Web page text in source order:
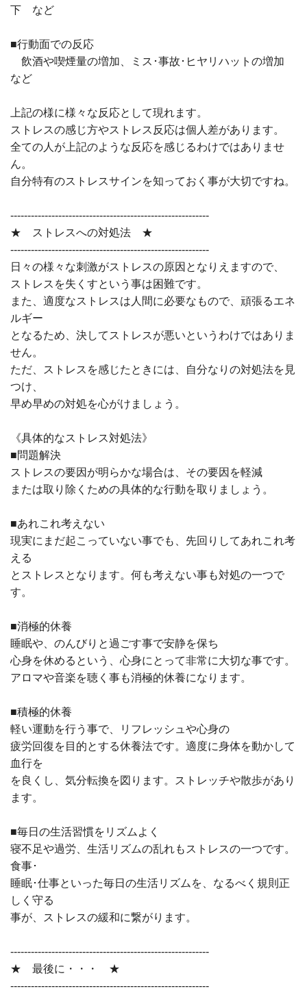
下 など
■行動面での反応
飲酒や喫煙量の増加、ミス･事故･ヒヤリハットの増加
など
上記の様に様々な反応として現れます。
ストレスの感じ方やストレス反応は個人差があります。
全ての人が上記のような反応を感じるわけではありませ
ん。
自分特有のストレスサインを知っておく事が大切ですね。
----------------------------------------------------------
★ ストレスへの対処法 ★
----------------------------------------------------------
日々の様々な刺激がストレスの原因となりえますので、
ストレスを失くすという事は困難です。
また、適度なストレスは人間に必要なもので、頑張るエネ
ルギー
となるため、決してストレスが悪いというわけではありま
せん。
ただ、ストレスを感じたときには、自分なりの対処法を見
つけ、
早め早めの対処を心がけましょう。
《具体的なストレス対処法》
■問題解決
ストレスの要因が明らかな場合は、その要因を軽減
または取り除くための具体的な行動を取りましょう。
■あれこれ考えない
現実にまだ起こっていない事でも、先回りしてあれこれ考
える
とストレスとなります。何も考えない事も対処の一つで
す。
■消極的休養
睡眠や、のんびりと過ごす事で安静を保ち
心身を休めるという、心身にとって非常に大切な事です。
アロマや音楽を聴く事も消極的休養になります。
■積極的休養
軽い運動を行う事で、リフレッシュや心身の
疲労回復を目的とする休養法です。適度に身体を動かして
血行を
を良くし、気分転換を図ります。ストレッチや散歩があり
ます。
■毎日の生活習慣をリズムよく
寝不足や過労、生活リズムの乱れもストレスの一つです。
食事･
睡眠･仕事といった毎日の生活リズムを、なるべく規則正
しく守る
事が、ストレスの緩和に繋がります。
----------------------------------------------------------
★ 最後に・・・ ★
----------------------------------------------------------